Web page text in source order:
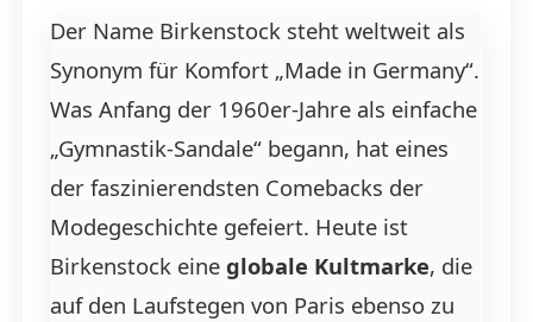
Der Name Birkenstock steht weltweit als
Synonym für Komfort „Made in Germany“.
Was Anfang der 1960er-Jahre als einfache
„Gymnastik-Sandale“ begann, hat eines
der faszinierendsten Comebacks der
Modegeschichte gefeiert. Heute ist
Birkenstock eineglobale Kultmarke, die
auf den Laufstegen von Paris ebenso zu